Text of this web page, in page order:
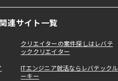
連サイト一覧
クリエイターの案件探しはレバテ
ッククリエイター
ITエンジニア就活ならレバテックル
ーキー